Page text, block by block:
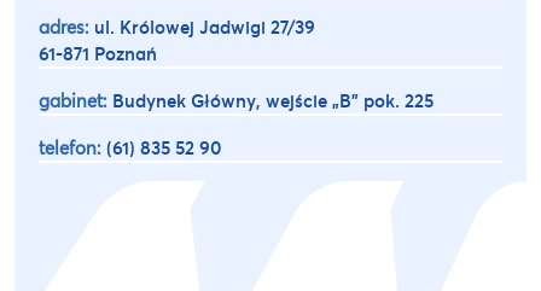
adres: ul. Królowej Jadwigi 27/39
61-871 Poznań
gabinet: Budynek Główny, wejście „B” pok. 225
telefon: (61) 835 52 90